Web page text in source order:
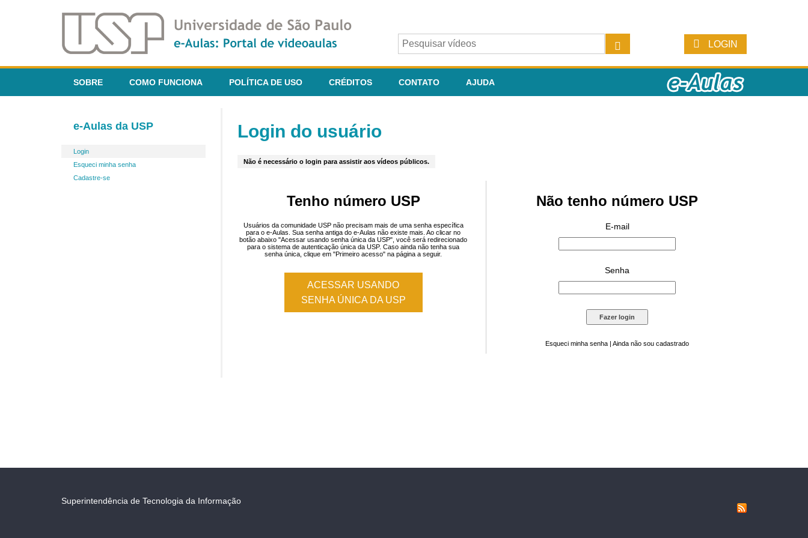
LOGIN
SOBRE COMO FUNCIONA POLÍTICA DE USO CRÉDITOS CONTATO AJUDA
e-Aulas da USP
Login
Esqueci minha senha
Cadastre-se
Login do usuário
Não é necessário o login para assistir aos vídeos públicos.
Tenho número USP
Usuários da comunidade USP não precisam mais de uma senha específica
para o e-Aulas. Sua senha antiga do e-Aulas não existe mais. Ao clicar no
botão abaixo "Acessar usando senha única da USP", você será redirecionado
para o sistema de autenticação única da USP. Caso ainda não tenha sua
senha única, clique em "Primeiro acesso" na página a seguir.
ACESSAR USANDO
SENHA ÚNICA DA USP
Não tenho número USP
E-mail
Senha
Esqueci minha senha | Ainda não sou cadastrado
Superintendência de Tecnologia da Informação